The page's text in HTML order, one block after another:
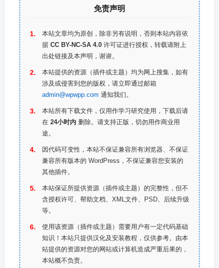
免责声明
本站文章均为原创，除非另有说明，否则本站内容依
据 CC BY-NC-SA 4.0 许可证进行授权，转载请附上
出处链接及本声明，谢谢。
本站提供的资源（插件或主题）均为网上搜集，如有
涉及或侵害到您的版权，请立即通过邮箱
admin@wpwpp.com 通知我们。
本站所有下载文件，仅用作学习研究使用，下载后请
在 24小时内 删除。请支持正版，切勿用作商业用
途。
因代码可变性，本站不保证兼容所有浏览器、不保证
兼容所有版本的 WordPress，不保证兼容您安装的
其他插件。
本站保证所提供资源（插件或主题）的完整性，但不
含授权许可、帮助文档、XML文件、PSD、后续升级
等。
使用该资源（插件或主题）需要用户有一定代码基础
知识！本站只提供汉化及安装教程，仅供参考。由本
站提供的资源对您的网站或计算机造成严重后果的，
本站概不负责。